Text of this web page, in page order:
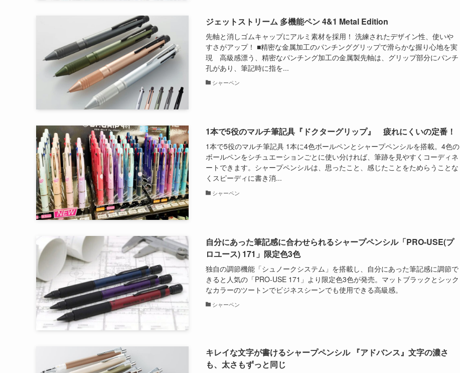
ジェットストリーム 多機能ペン 4&1 Metal Edition
先軸と消しゴムキャップにアルミ素材を採用！ 洗練されたデザイン性、使いや
すさがアップ！ ■精密な金属加工のパンチンググリップで滑らかな握り心地を実
現 高級感漂う、精密なパンチング加工の金属製先軸は、グリップ部分にパンチ
孔があり、筆記時に指を...
シャーペン
1本で5役のマルチ筆記具『ドクターグリップ』 疲れにくいの定番！
1本で5役のマルチ筆記具 1本に4色ボールペンとシャープペンシルを搭載。4色の
ボールペンをシチュエーションごとに使い分ければ、筆跡を見やすくコーディネ
ートできます。シャープペンシルは、思ったこと、感じたことをためらうことな
くスピーディに書き消...
シャーペン
自分にあった筆記感に合わせられるシャープペンシル「PRO-USE(プ
ロユース) 171」限定色3色
独自の調節機能「シュノークシステム」を搭載し、自分にあった筆記感に調節で
きると人気の「PRO-USE 171」より限定色3色が発売。マットブラックとシック
なカラーのツートンでビジネスシーンでも使用できる高級感。
シャーペン
キレイな文字が書けるシャープペンシル 『アドバンス』文字の濃さ
も、太さもずっと同じ